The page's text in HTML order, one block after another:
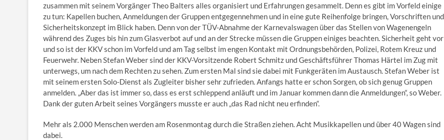
zusammen mit seinem Vorgänger Theo Balters alles organisiert und Erfahrungen gesammelt. Denn es gibt im Vorfeld einige
zu tun: Kapellen buchen, Anmeldungen der Gruppen entgegennehmen und in eine gute Reihenfolge bringen, Vorschriften und
Sicherheitskonzept im Blick haben. Denn von der TÜV-Abnahme der Karnevalswagen über das Stellen von Wagenengeln
während des Zuges bis hin zum Glasverbot auf und an der Strecke müssen die Gruppen einiges beachten. Sicherheit geht vor
und so ist der KKV schon im Vorfeld und am Tag selbst im engen Kontakt mit Ordnungsbehörden, Polizei, Rotem Kreuz und
Feuerwehr. Neben Stefan Weber sind der KKV-Vorsitzende Robert Schmitz und Geschäftsführer Thomas Härtel im Zug mit
unterwegs, um nach dem Rechten zu sehen. Zum ersten Mal sind sie dabei mit Funkgeräten im Austausch. Stefan Weber ist
mit seinem ersten Solo-Dienst als Zugleiter bisher sehr zufrieden. Anfangs hatte er schon Sorgen, ob sich genug Gruppen
anmelden. „Aber das ist immer so, dass es erst schleppend anläuft und im Januar kommen dann die Anmeldungen“, so Weber.
Dank der guten Arbeit seines Vorgängers musste er auch „das Rad nicht neu erfinden“.
Mehr als 2.000 Menschen werden am Rosenmontag durch die Straßen ziehen. Acht Musikkapellen und über 40 Wagen sind
dabei.